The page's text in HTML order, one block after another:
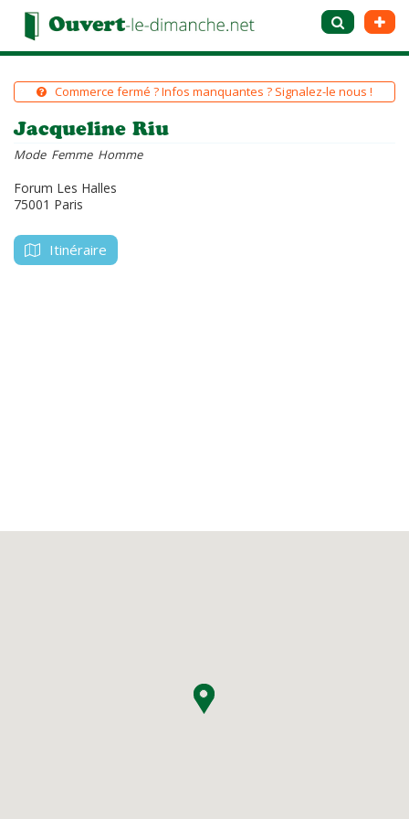
Commerce fermé ? Infos manquantes ? Signalez-le nous !
Jacqueline Riu
Mode Femme Homme
Forum Les Halles
75001 Paris
Itinéraire